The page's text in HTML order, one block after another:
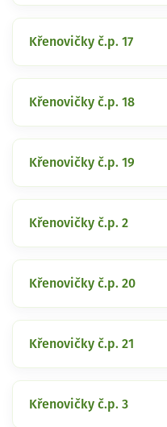
Křenovičky č.p. 17
Křenovičky č.p. 18
Křenovičky č.p. 19
Křenovičky č.p. 2
Křenovičky č.p. 20
Křenovičky č.p. 21
Křenovičky č.p. 3